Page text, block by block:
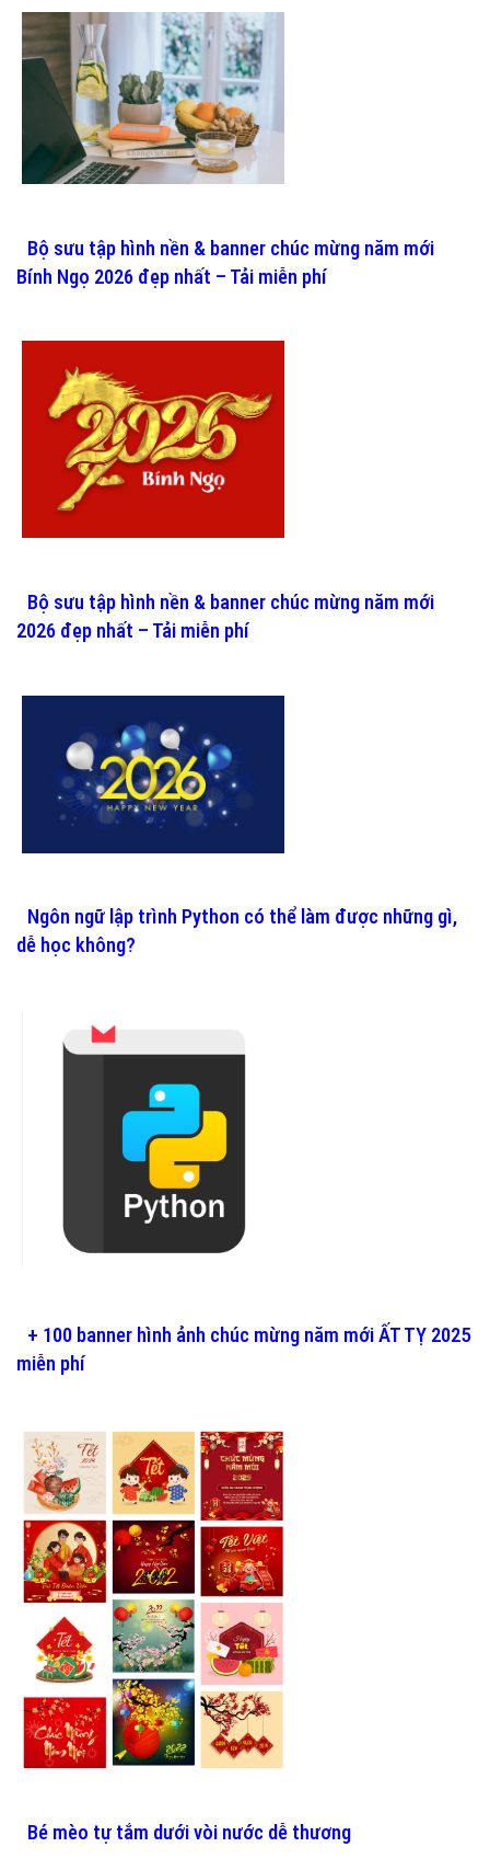
Bộ sưu tập hình nền & banner chúc mừng năm mới
Bính Ngọ 2026 đẹp nhất – Tải miễn phí
Bộ sưu tập hình nền & banner chúc mừng năm mới
2026 đẹp nhất – Tải miễn phí
Ngôn ngữ lập trình Python có thể làm được những gì,
dễ học không?
+ 100 banner hình ảnh chúc mừng năm mới ẤT TỴ 2025
miễn phí
Bé mèo tự tắm dưới vòi nước dễ thương